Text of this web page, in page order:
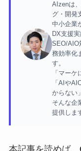
AIzenは
グ・開発
中小企業
DX支援実
SEO/AIO
務効率化
す。
「マーケ
「AIや
からない」
そんな企
提供しま
本記事を読めば、